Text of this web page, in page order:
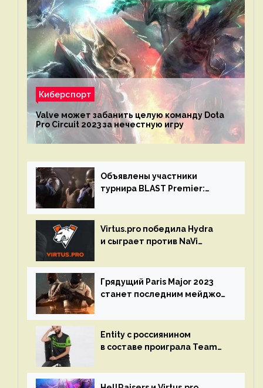
Киберспорт
Valve может забанить целую команду Dota
Pro Circuit 2023 за нечестную игру
Объявлены участники
турнира BLAST Premier:
Virtus.pro победила Hydra
и сыграет против NaVi
Грядущий Paris Major 2023
станет последним мейджор-
Entity с россиянином
в составе проиграла Team